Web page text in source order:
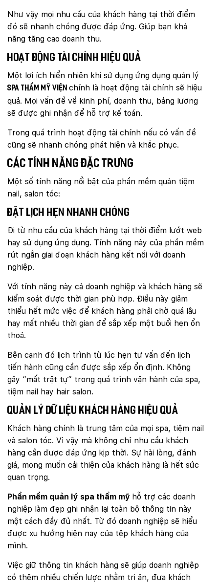
Như vậy mọi nhu cầu của khách hàng tại thời điểm
đó sẽ nhanh chóng được đáp ứng. Giúp bạn khả
năng tăng cao doanh thu.
Hoạt động tài chính hiệu quả
Một lợi ích hiển nhiên khi sử dụng ứng dụng quản lý
spa thẩm mỹ viện chính là hoạt động tài chính sẽ hiệu
quả. Mọi vấn đề về kinh phí, doanh thu, bảng lương
sẽ được ghi nhận để hỗ trợ kế toán.
Trong quá trình hoạt động tài chính nếu có vấn đề
cũng sẽ nhanh chóng phát hiện và khắc phục.
Các tính năng đặc trưng
Một số tính năng nổi bật của phần mềm quản tiệm
nail, salon tóc:
Đặt lịch hẹn nhanh chóng
Đi từ nhu cầu của khách hàng tại thời điểm lướt web
hay sử dụng ứng dụng. Tính năng này của phần mềm
rút ngắn giai đoạn khách hàng kết nối với doanh
nghiệp.
Với tính năng này cả doanh nghiệp và khách hàng sẽ
kiểm soát được thời gian phù hợp. Điều này giảm
thiểu hết mức việc để khách hàng phải chờ quá lâu
hay mất nhiều thời gian để sắp xếp một buổi hẹn ổn
thoả.
Bên cạnh đó lịch trình từ lúc hẹn tư vấn đến lịch
tiến hành cũng cần được sắp xếp ổn định. Không
gây “mất trật tự” trong quá trình vận hành của spa,
tiệm nail hay hair salon.
Quản lý dữ liệu khách hàng hiệu quả
Khách hàng chính là trung tâm của mọi spa, tiệm nail
và salon tóc. Vì vậy mà không chỉ nhu cầu khách
hàng cần được đáp ứng kịp thời. Sự hài lòng, đánh
giá, mong muốn cải thiện của khách hàng là hết sức
quan trọng.
Phần mềm quản lý spa thẩm mỹ hỗ trợ các doanh
nghiệp làm đẹp ghi nhận lại toàn bộ thông tin này
một cách đầy đủ nhất. Từ đó doanh nghiệp sẽ hiểu
được xu hướng hiện nay của tệp khách hàng của
mình.
Việc giữ thông tin khách hàng sẽ giúp doanh nghiệp
có thêm nhiều chiến lược nhằm tri ân, đưa khách